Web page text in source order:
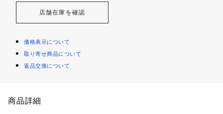
店舗在庫を確認
価格表示について
取り寄せ商品について
返品交換について
商品詳細